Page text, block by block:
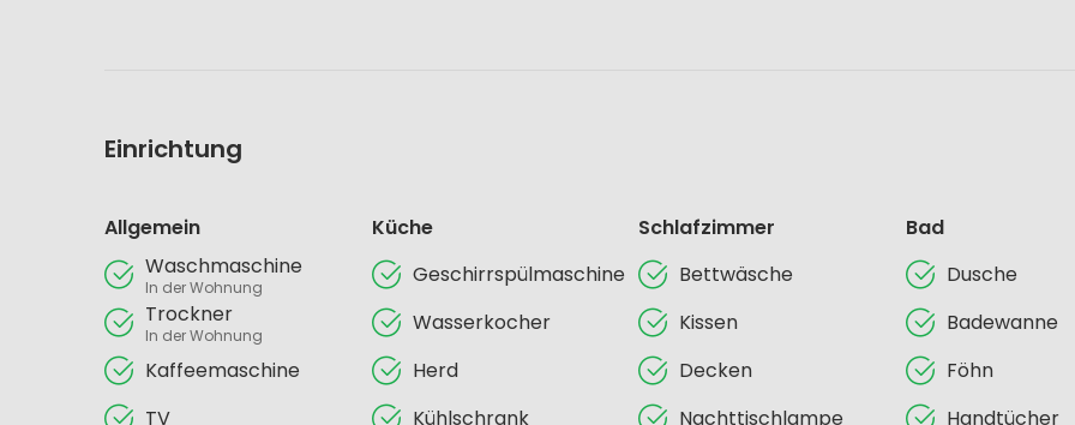
Einrichtung
Allgemein
Waschmaschine
In der Wohnung
Trockner
In der Wohnung
Kaffeemaschine
TV
Küche
Geschirrspülmaschine
Wasserkocher
Herd
Kühlschrank
Schlafzimmer
Bettwäsche
Kissen
Decken
Nachttischlampe
Bad
Dusche
Badewanne
Föhn
Handtücher